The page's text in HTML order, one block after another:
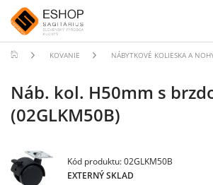
KOVANIE NÁBYTKOVÉ KOLIESKA A
Náb. kol. H50mm s
(02GLKM50B)
Kód produktu: 02GLKM50B
EXTERNÝ SKLAD